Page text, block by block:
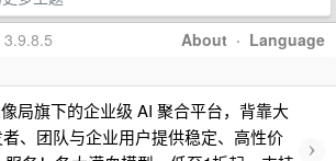
About · Language
3.9.8.5
局旗下的企业级 AI 聚合平台，背靠大
、团队与企业用户提供稳定、高性价
›